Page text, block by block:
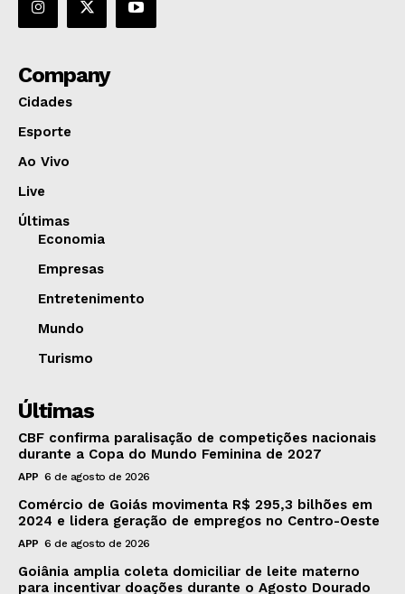
Company
Cidades
Esporte
Ao Vivo
Live
Últimas
Economia
Empresas
Entretenimento
Mundo
Turismo
Últimas
CBF confirma paralisação de competições nacionais
durante a Copa do Mundo Feminina de 2027
APP 6 de agosto de 2026
Comércio de Goiás movimenta R$ 295,3 bilhões em
2024 e lidera geração de empregos no Centro-Oeste
APP 6 de agosto de 2026
Goiânia amplia coleta domiciliar de leite materno
para incentivar doações durante o Agosto Dourado